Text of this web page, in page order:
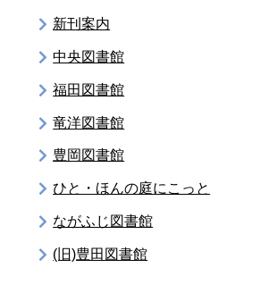
新刊案内
中央図書館
福田図書館
竜洋図書館
豊岡図書館
ひと・ほんの庭にこっと
ながふじ図書館
(旧)豊田図書館